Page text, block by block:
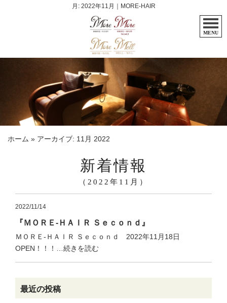
月: 2022年11月 ｜MORE-HAIR
MENU
ホーム » アーカイブ: 11月 2022
新着情報
（2022年11月）
2022/11/14
『ＭＯＲＥ-ＨＡＩＲ Ｓｅｃｏｎｄ』
ＭＯＲＥ-ＨＡＩＲ Ｓｅｃｏｎｄ 2022年11月18日
OPEN！！！…続きを読む
最近の投稿